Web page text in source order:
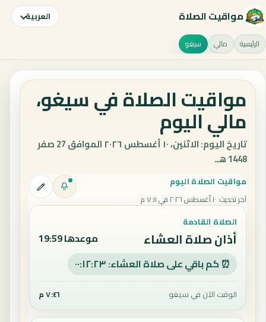
مواقيت الصلاة العربية
الرئيسية مالي سيغو
مواقيت الصلاة في سيغو،
مالي اليوم
تاريخ اليوم: الاثنين، ١٠ أغسطس ٢٠٢٦ الموافق 27 صفر
1448 هـ.
مواقيت الصلاة اليوم
آخر تحديث: ١٠ أغسطس ٢٠٢٦ في ٧:١١ م
الصلاة القادمة
أذان صلاة العشاء موعدها 19:59
⏰ كم باقي على صلاة العشاء: ٠٠:١٢:٢٢
الوقت الآن في سيغو ٧:٤٦ م